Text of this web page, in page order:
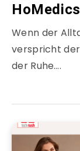
Wenn der
verspricht der
der Ruhe….